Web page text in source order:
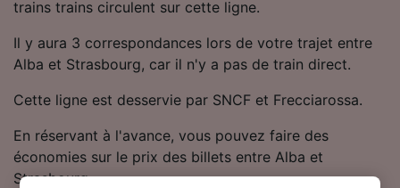
trains trains circulent sur cette ligne.
Il y aura 3 correspondances lors de votre trajet entre
Alba et Strasbourg, car il n'y a pas de train direct.
Cette ligne est desservie par SNCF et Frecciarossa.
En réservant à l'avance, vous pouvez faire des
économies sur le prix des billets entre Alba et
Strasbourg.